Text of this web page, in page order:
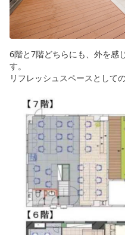
6階と7階どちらにも、外を感
す。
リフレッシュスペースとして